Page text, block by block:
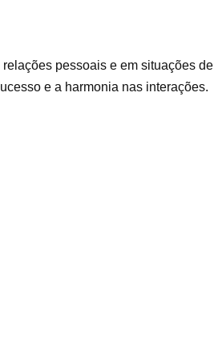
pessoais e em situações de
e a harmonia nas interações.